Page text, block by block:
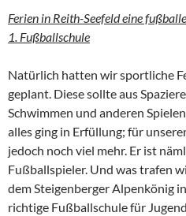
Ferien in Reith-Seefeld eine
1. Fußballschule
Natürlich hatten wir sportliche
geplant. Diese sollte aus
Schwimmen und anderen
alles ging in Erfüllung; für
jedoch noch viel mehr. Er ist
Fußballspieler. Und was trafen
dem Steigenberger Alpenkönig
richtige Fußballschule für